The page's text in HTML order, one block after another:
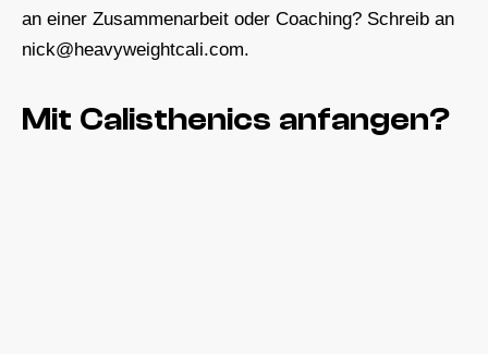
an einer Zusammenarbeit oder Coaching? Schreib an
nick@heavyweightcali.com.
Mit Calisthenics anfangen?